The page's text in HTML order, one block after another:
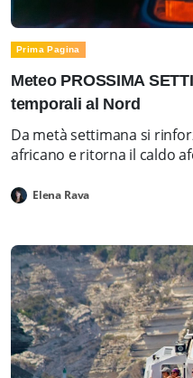
Prima Pagina
Meteo PROSSIMA
temporali al Nord
Da metà settimana si
africano e ritorna il caldo
Elena Rava